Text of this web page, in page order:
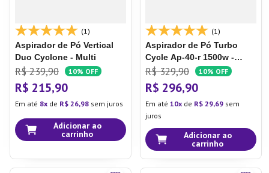
(1)
Aspirador de Pó Vertical
Duo Cyclone - Multi
R$ 239,90 10% OFF
R$ 215,90
Em até 8 de R$ 26,98 sem juros
Adicionar ao
carrinho
(1)
Aspirador de Pó Turbo
Cycle Ap-40-r 1500w -
Mondial
R$ 329,90 10% OFF
R$ 296,90
Em até 10 de R$ 29,69 sem
juros
Adicionar ao
carrinho